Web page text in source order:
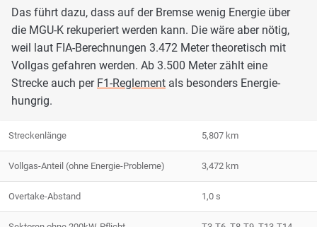
Das führt dazu, dass auf der Bremse wenig Energie über
die MGU-K rekuperiert werden kann. Die wäre aber nötig,
weil laut FIA-Berechnungen 3.472 Meter theoretisch mit
Vollgas gefahren werden. Ab 3.500 Meter zählt eine
Strecke auch per F1-Reglement als besonders Energie-
hungrig.
Streckenlänge 5,807 km
Vollgas-Anteil (ohne Energie-Probleme) 3,472 km
Overtake-Abstand 1,0 s